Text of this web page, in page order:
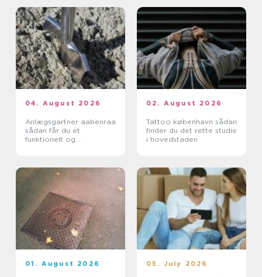
04. August 2026
Anlægsgartner aabenraa
sådan får du et
funktionelt og
02. August 2026
Tattoo københavn sådan
finder du det rette studie
i hovedstaden
01. August 2026 05. July 2026